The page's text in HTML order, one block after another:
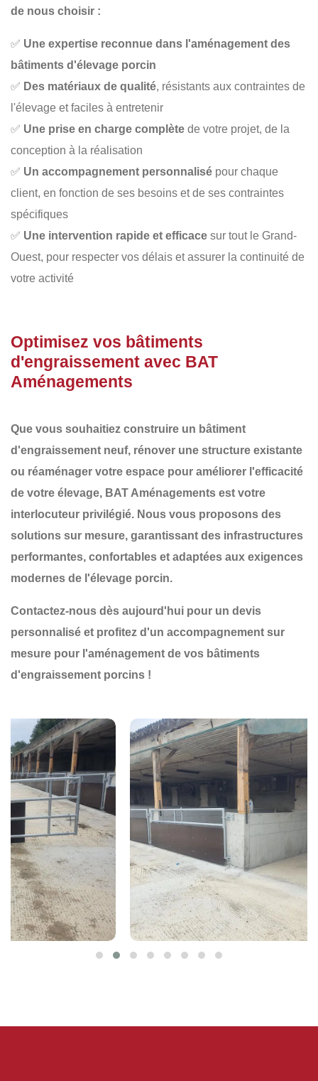
de nous choisir :
✅ Une expertise reconnue dans l'aménagement des
bâtiments d'élevage porcin
✅ Des matériaux de qualité, résistants aux contraintes de
l'élevage et faciles à entretenir
✅ Une prise en charge complète de votre projet, de la
conception à la réalisation
✅ Un accompagnement personnalisé pour chaque
client, en fonction de ses besoins et de ses contraintes
spécifiques
✅ Une intervention rapide et efficace sur tout le Grand-
Ouest, pour respecter vos délais et assurer la continuité de
votre activité
Optimisez vos bâtiments
d'engraissement avec BAT
Aménagements
Que vous souhaitiez construire un bâtiment
d'engraissement neuf, rénover une structure existante
ou réaménager votre espace pour améliorer l'efficacité
de votre élevage, BAT Aménagements est votre
interlocuteur privilégié. Nous vous proposons des
solutions sur mesure, garantissant des infrastructures
performantes, confortables et adaptées aux exigences
modernes de l'élevage porcin.
Contactez-nous dès aujourd'hui pour un devis
personnalisé et profitez d'un accompagnement sur
mesure pour l'aménagement de vos bâtiments
d'engraissement porcins !